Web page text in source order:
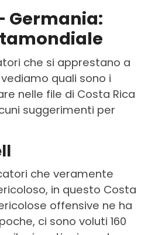
Germania:
che si apprestano a
quali sono i
nelle file di Costa Rica
suggerimenti per
che veramente
in questo Costa
offensive ne ha
ci sono voluti 160